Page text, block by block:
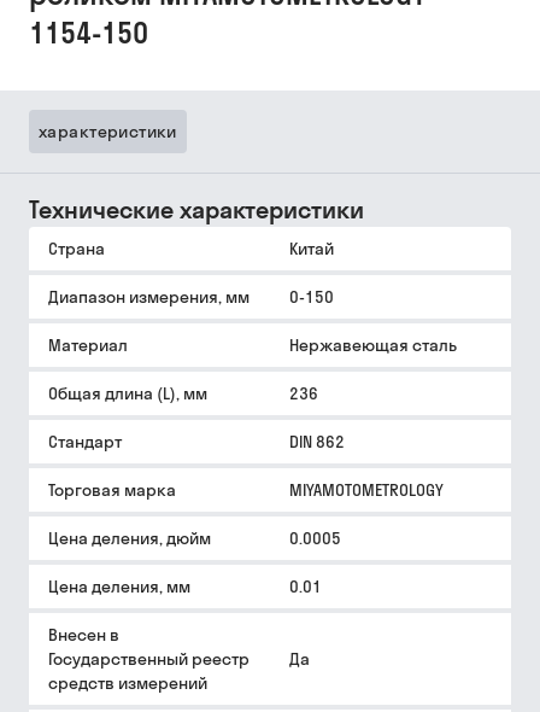
1154-150
характеристики
Технические характеристики
Страна Китай
Диапазон измерения, мм 0-150
Материал Нержавеющая сталь
Общая длина (L), мм 236
Стандарт DIN 862
Торговая марка MIYAMOTOMETROLOGY
Цена деления, дюйм 0.0005
Цена деления, мм 0.01
Внесен в
Государственный реестр
средств измерений
Да